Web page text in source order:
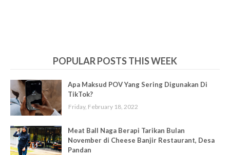
POPULAR POSTS THIS WEEK
Apa Maksud POV Yang Sering Digunakan Di
TikTok?
Friday, February 18, 2022
Meat Ball Naga Berapi Tarikan Bulan
November di Cheese Banjir Restaurant, Desa
Pandan